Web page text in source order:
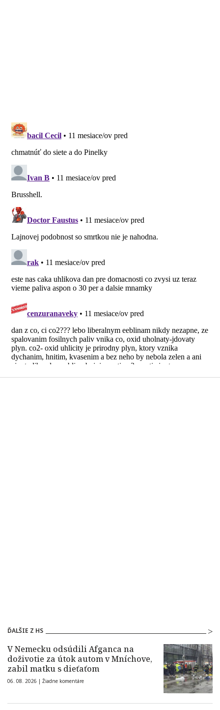
ĎALŠIE Z HS
V Nemecku odsúdili Afganca na
doživotie za útok autom v Mníchove,
zabil matku s dieťaťom
06. 08. 2026 | Žiadne komentáre